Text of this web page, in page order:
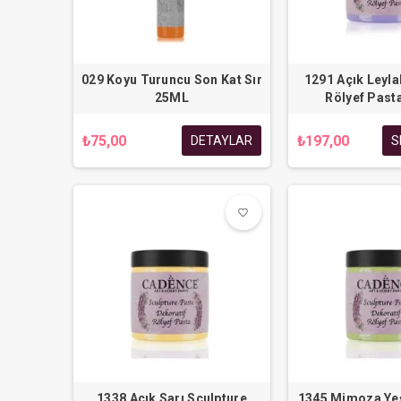
029 Koyu Turuncu Son Kat Sır
25ML
₺75,00 DETAYLAR
1291 Açık
Rölyef
₺197,00
favorite_border
favorite_border